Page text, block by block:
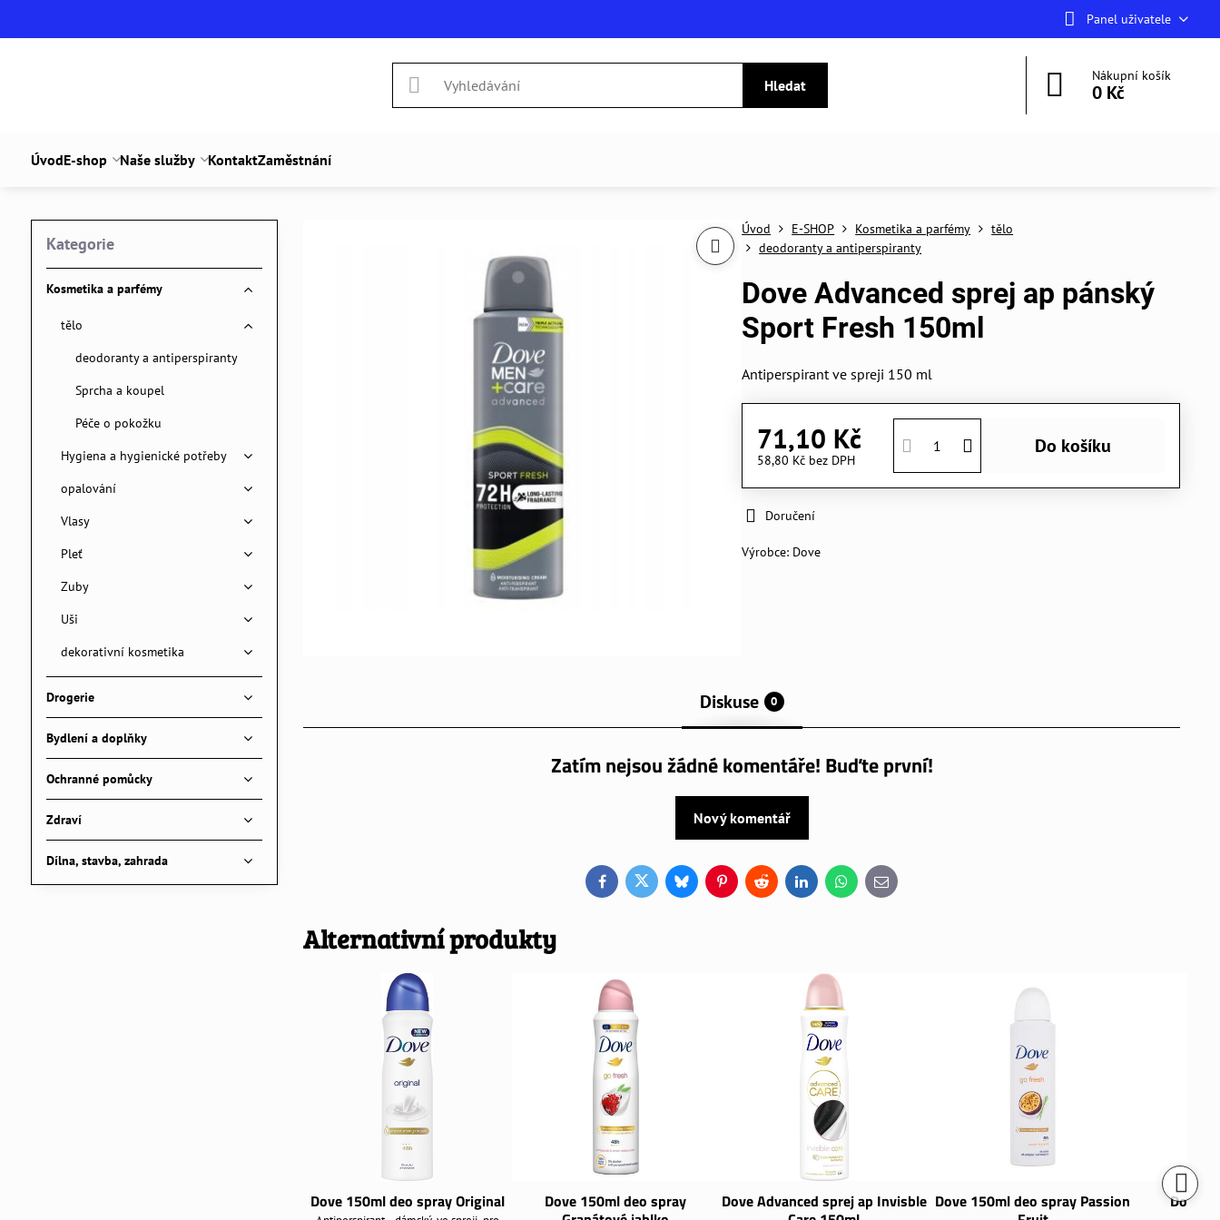
Panel uživatele
Hledat
Nákupní košík
0 Kč
ÚvodE-shop Naše služby KontaktZaměstnání
Úvod E-SHOP Kosmetika a parfémy
tělo
deodoranty a antiperspiranty
Dove Advanced sprej ap pánský
Sport Fresh 150ml
Antiperspirant ve spreji 150 ml
71,10 Kč
58,80 Kč bez DPH
Do košíku
Doručení
Výrobce: Dove
Diskuse 0
Zatím nejsou žádné komentáře! Buďte první!
Nový komentář
FacebookTwitterBlueskyPinterestRedditLinkedInWhatsApp
E-
mail
Alternativní produkty
Dove 150ml deo spray Original
Dove 150ml deo spray
Dove Advanced sprej ap Invisble Dove 150ml deo spray Passion
Dove
Kategorie
Kosmetika a parfémy
tělo
deodoranty a antiperspiranty
Sprcha a koupel
Péče o pokožku
Hygiena a hygienické potřeby
opalování
Vlasy
Pleť
Zuby
Uši
dekorativní kosmetika
Drogerie
Bydlení a doplňky
Ochranné pomůcky
Zdraví
Dílna, stavba, zahrada